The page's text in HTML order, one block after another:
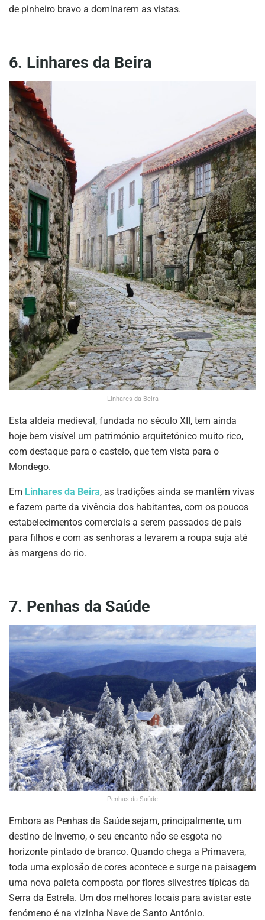
de pinheiro bravo a dominarem as vistas.
6. Linhares da Beira
Linhares da Beira
Esta aldeia medieval, fundada no século XII, tem ainda
hoje bem visível um património arquitetónico muito rico,
com destaque para o castelo, que tem vista para o
Mondego.
Em Linhares da Beira, as tradições ainda se mantêm vivas
e fazem parte da vivência dos habitantes, com os poucos
estabelecimentos comerciais a serem passados de pais
para filhos e com as senhoras a levarem a roupa suja até
às margens do rio.
7. Penhas da Saúde
Penhas da Saúde
Embora as Penhas da Saúde sejam, principalmente, um
destino de Inverno, o seu encanto não se esgota no
horizonte pintado de branco. Quando chega a Primavera,
toda uma explosão de cores acontece e surge na paisagem
uma nova paleta composta por flores silvestres típicas da
Serra da Estrela. Um dos melhores locais para avistar este
fenómeno é na vizinha Nave de Santo António.